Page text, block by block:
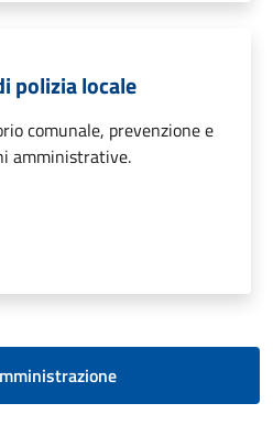
polizia locale
comunale, prevenzione e
amministrative.